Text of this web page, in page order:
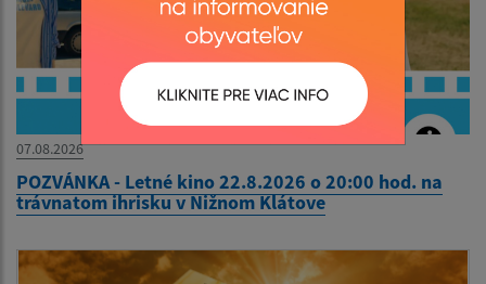
07.08.2026
POZVÁNKA - Letné kino 22.8.2026 o 20:00 hod. na
trávnatom ihrisku v Nižnom Klátove